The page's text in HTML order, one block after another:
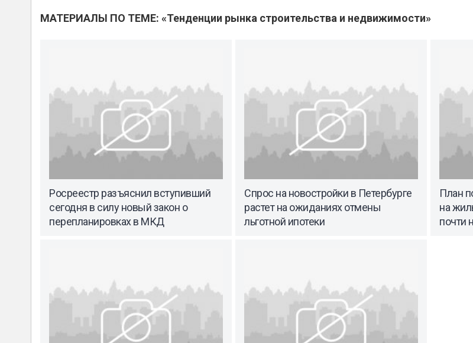
МАТЕРИАЛЫ ПО ТЕМЕ: «Тенденции рынка строительства и недвижимости»
Росреестр разъяснил вступивший
сегодня в силу новый закон о
перепланировках в МКД
Спрос на новостройки в Петербурге
растет на ожиданиях отмены
льготной ипотеки
План
на
почти